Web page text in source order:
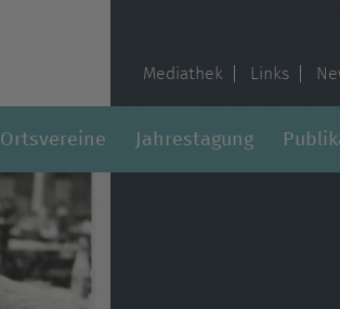
Mediathek Links
Ortsvereine Jahrestagung